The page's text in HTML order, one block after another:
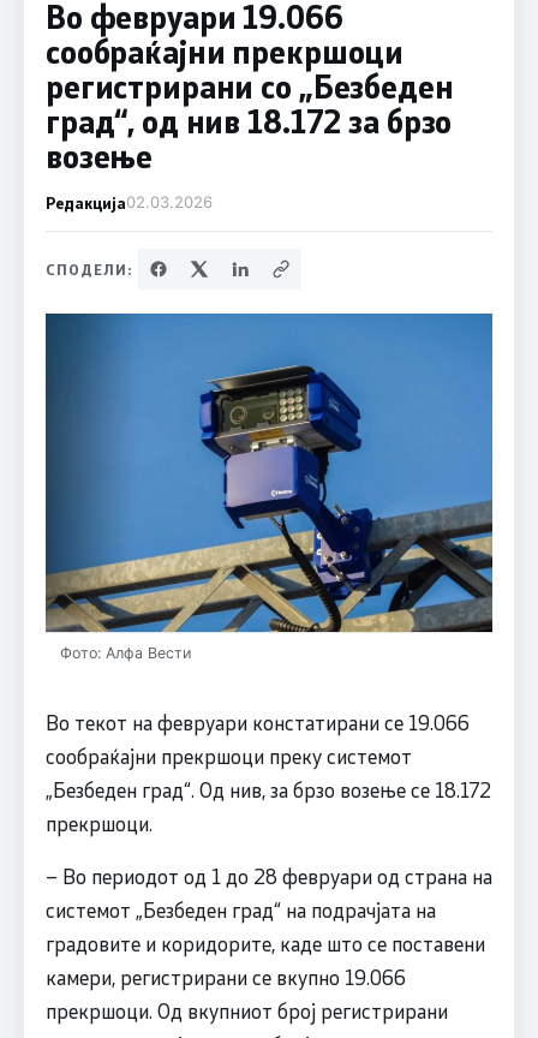
Во февруари 19.066
сообраќајни прекршоци
регистрирани со „Безбеден
град“, од нив 18.172 за брзо
возење
Редакција02.03.2026
СПОДЕЛИ:
Фото: Алфа Вести
Во текот на февруари констатирани се 19.066
сообраќајни прекршоци преку системот
„Безбеден град“. Од нив, за брзо возење се 18.172
прекршоци.
– Во периодот од 1 до 28 февруари од страна на
системот „Безбеден град“ на подрачјата на
градовите и коридорите, каде што се поставени
камери, регистрирани се вкупно 19.066
прекршоци. Од вкупниот број регистрирани